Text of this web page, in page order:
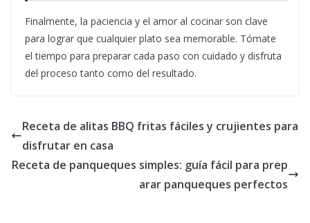
Finalmente, la paciencia y el amor al cocinar son clave
para lograr que cualquier plato sea memorable. Tómate
el tiempo para preparar cada paso con cuidado y disfruta
del proceso tanto como del resultado.
Receta de alitas BBQ fritas fáciles y crujientes para
disfrutar en casa
Receta de panqueques simples: guía fácil para prep
arar panqueques perfectos